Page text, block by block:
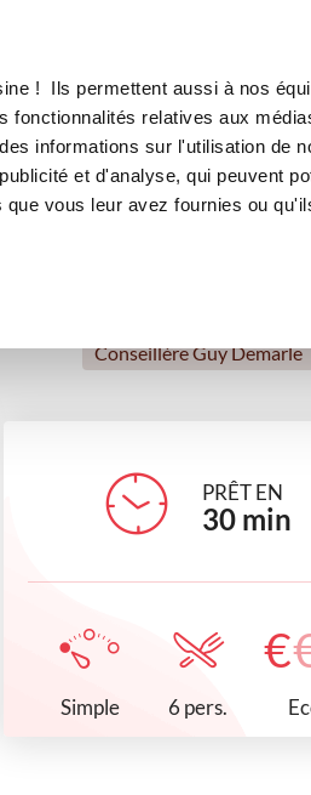
! Ils permettent aussi à nos
fonctionnalités relatives aux
informations sur l'utilisation de
et d'analyse, qui peuvent
vous leur avez fournies ou
vitaminé
entrées Recettes
Conseillère Guy Demarle
PRÊT EN
30 min
Simple 6 pers.
€